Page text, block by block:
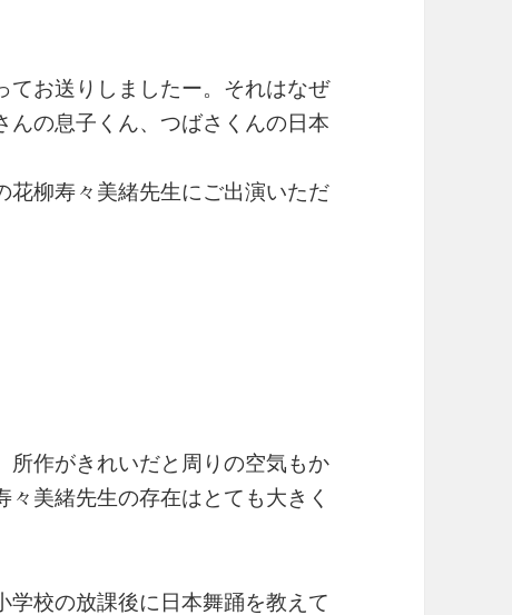
てお送りしましたー。それはなぜ
の息子くん、つばさくんの日本
柳寿々美緒先生にご出演いただ
所作がきれいだと周りの空気もか
美緒先生の存在はとても大きく
校の放課後に日本舞踊を教えて